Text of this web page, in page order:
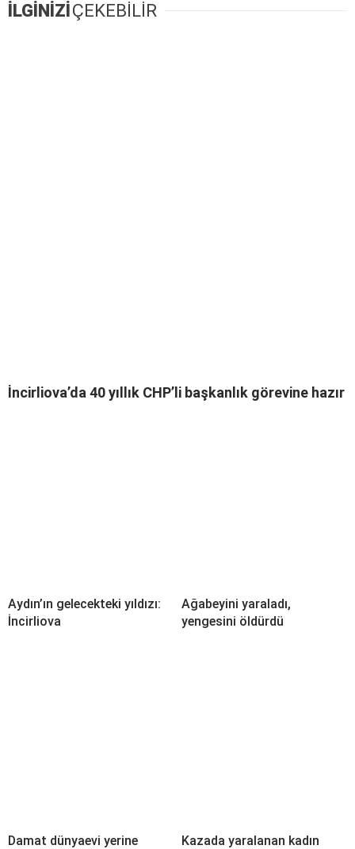
İLGİNİZİÇEKEBİLİR
İncirliova’da 40 yıllık CHP’li başkanlık görevine hazır
Aydın’ın gelecekteki yıldızı:
İncirliova
Ağabeyini yaraladı,
yengesini öldürdü
Damat dünyaevi yerine
Kazada yaralanan kadın